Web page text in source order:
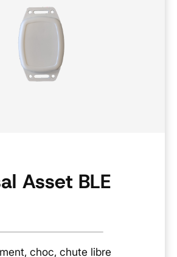
Asset BLE
choc, chute libre